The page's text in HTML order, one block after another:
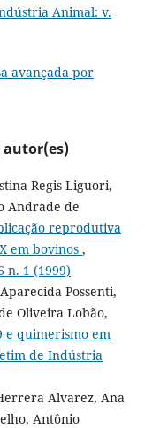
Animal: v.
avançada por
autor(es)
Regis Liguori,
Andrade de
reprodutiva
em bovinos ,
n. 1 (1999)
Possenti,
Oliveira Lobão,
e quimerismo em
de Indústria
Alvarez, Ana
Antônio